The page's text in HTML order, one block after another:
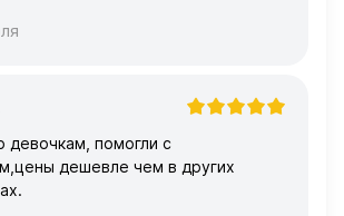
девочкам, помогли с
дешевле чем в других